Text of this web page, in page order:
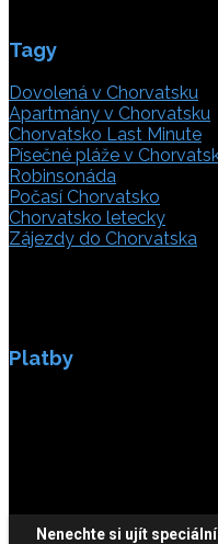
Tagy
Dovolená v Chorvatsku
Apartmány v Chorvatsku
Chorvatsko Last Minute
Písečné pláže v
Robinsonáda
Počasí Chorvatsko
Chorvatsko letecky
Zájezdy do Chorvatska
Platby
Nenechte si ujít